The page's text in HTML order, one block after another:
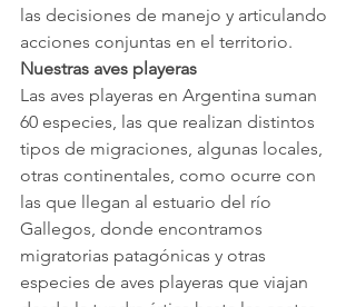
las decisiones de manejo y articulando
acciones conjuntas en el territorio.
Nuestras aves playeras
Las aves playeras en Argentina suman
60 especies, las que realizan distintos
tipos de migraciones, algunas locales,
otras continentales, como ocurre con
las que llegan al estuario del río
Gallegos, donde encontramos
migratorias patagónicas y otras
especies de aves playeras que viajan